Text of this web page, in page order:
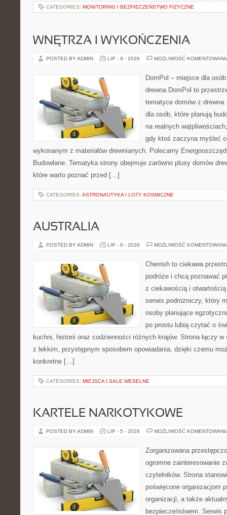
CATEGORIES: MONITORING I BEZPIECZEŃSTWO FIZYCZNE
WNĘTRZA I WYKOŃCZENIA
POSTED BY ADMIN LIP - 9 - 2026 MOŻLIWOŚĆ
DomPol – miejsce dla
drewna DomPol to
tematyce domów z
dla osób, które planują
na realnych
gdy ktoś zaczyna myśleć o
wykonanym z materiałów drewnianych. Polecamy
Budowlane. Tematyka strony obejmuje zarówno plusy domów
które warto poznać przed […]
CATEGORIES: ASTRONAUTYKA I LOTY KOSMICZNE
AUSTRALIA
POSTED BY ADMIN LIP - 6 - 2026 MOŻLIWOŚĆ
Cherrish to ciekawa
podróże i chcą poznawać
z ciekawością i
serwis podróżniczy, który
osoby planujące
po prostu lubią czytać o
kuchni, historii oraz codzienności różnych krajów. Strona łączy
z lekkim, przystępnym sposobem opowiadania, dzięki czemu
konkretne […]
CATEGORIES: MIEJSCA I SALE WESELNE
KARTELE NARKOTYKOWE
POSTED BY ADMIN LIP - 5 - 2026 MOŻLIWOŚĆ
Zorganizowana
ogromne zainteresowanie
czytelników. Strona
poświęcone organizacjom
organizacji, a także
bezpieczeństwem. Serwis